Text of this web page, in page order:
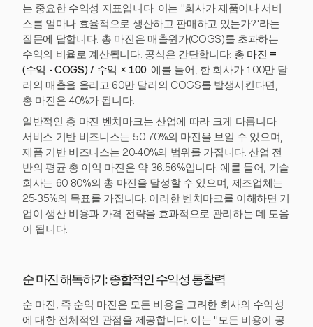
는 중요한 수익성 지표입니다. 이는 "회사가 제품이나 서비
스를 얼마나 효율적으로 생산하고 판매하고 있는가?"라는
질문에 답합니다. 총 마진은 매출원가(COGS)를 초과하는
수익의 비율로 계산됩니다. 공식은 간단합니다: 총 마진 =
(수익 - COGS) / 수익 × 100. 예를 들어, 한 회사가 100만 달
러의 매출을 올리고 60만 달러의 COGS를 발생시킨다면,
총 마진은 40%가 됩니다.
일반적인 총 마진 벤치마크는 산업에 따라 크게 다릅니다.
서비스 기반 비즈니스는 50-70%의 마진을 보일 수 있으며,
제품 기반 비즈니스는 20-40%의 범위를 가집니다. 산업 전
반의 평균 총 이익 마진은 약 36.56%입니다. 예를 들어, 기술
회사는 60-80%의 총 마진을 달성할 수 있으며, 제조업체는
25-35%의 목표를 가집니다. 이러한 벤치마크를 이해하면 기
업이 생산 비용과 가격 전략을 효과적으로 관리하는 데 도움
이 됩니다.
순 마진 해독하기: 종합적인 수익성 통찰력
순 마진, 즉 순익 마진은 모든 비용을 고려한 회사의 수익성
에 대한 전체적인 관점을 제공합니다. 이는 "모든 비용이 공